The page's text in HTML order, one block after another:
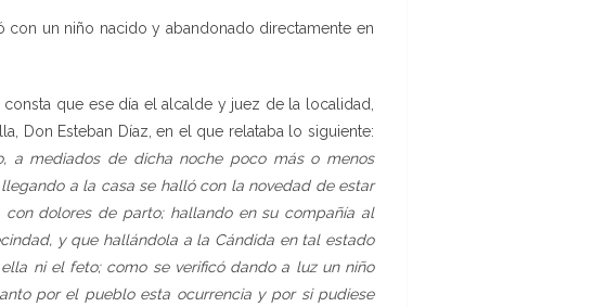
un niño nacido y abandonado directamente en
que ese día el alcalde y juez de la localidad,
Don Esteban Díaz, en el que relataba lo siguiente:
a mediados de dicha noche poco más o menos
a la casa se halló con la novedad de estar
dolores de parto; hallando en su compañía al
y que hallándola a la Cándida en tal estado
ni el feto; como se verificó dando a luz un niño
por el pueblo esta ocurrencia y por si pudiese